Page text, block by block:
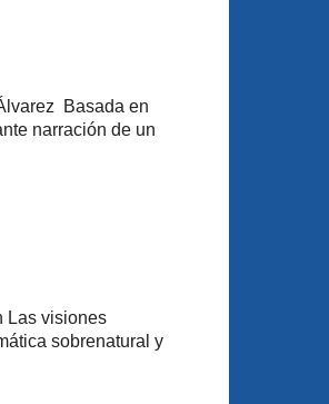
Basada en
narración de un
Las visiones
sobrenatural y